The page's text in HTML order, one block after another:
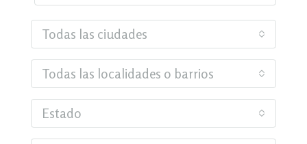
Todas las ciudades
Todas las localidades o barrios
Estado